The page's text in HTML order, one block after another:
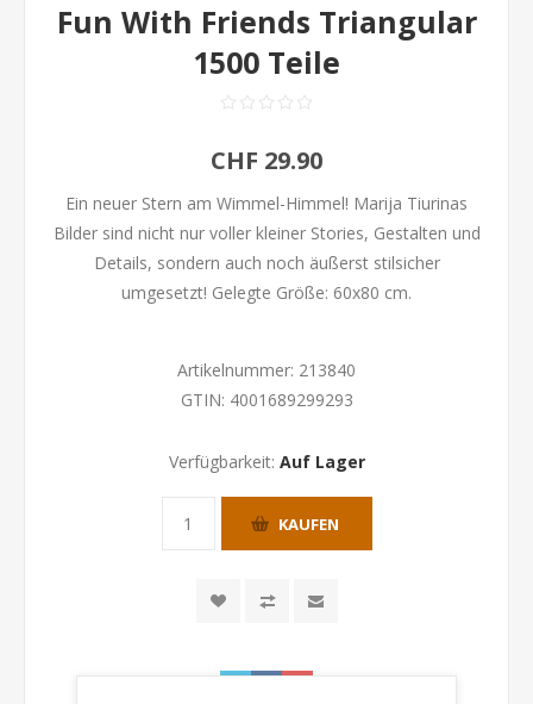
Fun With Friends Triangular
1500 Teile
CHF 29.90
Ein neuer Stern am Wimmel-Himmel! Marija Tiurinas
Bilder sind nicht nur voller kleiner Stories, Gestalten und
Details, sondern auch noch äußerst stilsicher
umgesetzt! Gelegte Größe: 60x80 cm.
Artikelnummer: 213840
GTIN: 4001689299293
Verfügbarkeit: Auf Lager
KAUFEN